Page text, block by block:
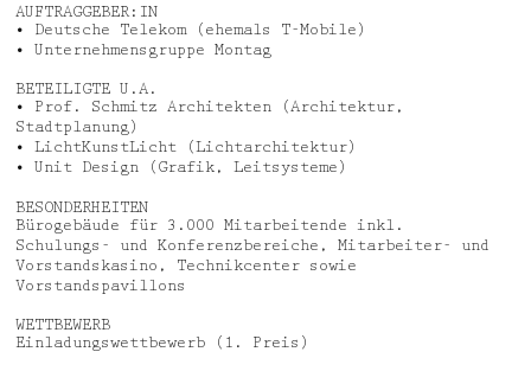
AUFTRAGGEBER:IN
• Deutsche Telekom (ehemals T-Mobile)
• Unternehmensgruppe Montag
BETEILIGTE U.A.
• Prof. Schmitz Architekten (Architektur,
Stadtplanung)
• LichtKunstLicht (Lichtarchitektur)
• Unit Design (Grafik, Leitsysteme)
BESONDERHEITEN
Bürogebäude für 3.000 Mitarbeitende inkl.
Schulungs- und Konferenzbereiche, Mitarbeiter- und
Vorstandskasino, Technikcenter sowie
Vorstandspavillons
WETTBEWERB
Einladungswettbewerb (1. Preis)